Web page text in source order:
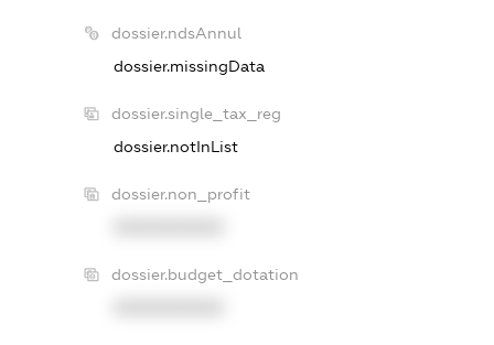
dossier.ndsAnnul
dossier.missingData
dossier.single_tax_reg
dossier.notInList
dossier.non_profit
dossier.budget_dotation